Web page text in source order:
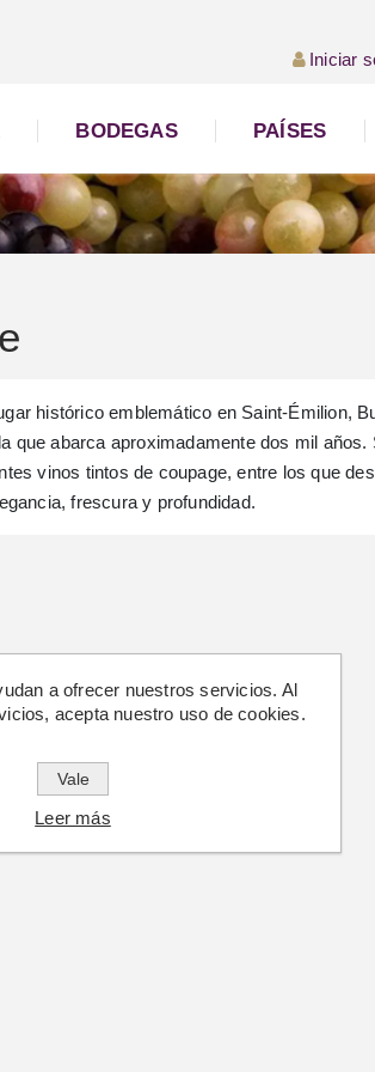
Iniciar
BODEGAS PAÍSES
histórico emblemático en Saint-Émilion,
que abarca aproximadamente dos mil
vinos tintos de coupage, entre los que
frescura y profundidad.
a ofrecer nuestros servicios. Al
acepta nuestro uso de cookies.
Vale
Leer más